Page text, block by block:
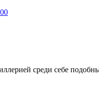
среди себе